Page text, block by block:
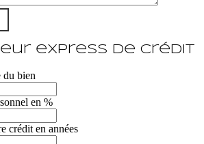
express de crédit
du bien
en %
crédit en années